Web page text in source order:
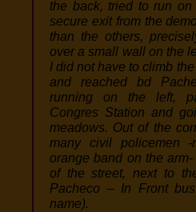
the back, tried to run
secure exit from the
than the others,
over a small wall on the
I did not have to climb
and reached bd
running on the left,
Congres Station and
meadows. Out of the
many civil policemen -
orange band on the
of the street, next to
Pacheco – In Front
name).